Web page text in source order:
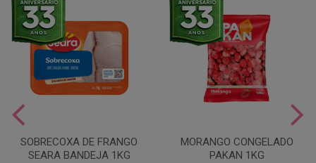
SOBRECOXA DE FRANGO
SEARA BANDEJA 1KG
MORANGO CONGELADO
PAKAN 1KG